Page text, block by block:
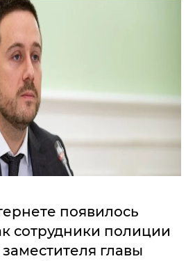
появилось
сотрудники полиции
главы